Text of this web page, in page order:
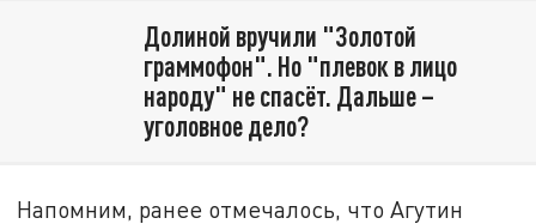
Долиной вручили "Золотой
граммофон". Но "плевок в лицо
народу" не спасёт. Дальше –
уголовное дело?
Напомним, ранее отмечалось, что Агутин